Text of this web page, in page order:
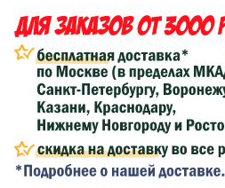
затрат на доставку
Сделайте заказ на сумму не
его на карту Сбербанка и
компенсацию доставки.
...на следующий